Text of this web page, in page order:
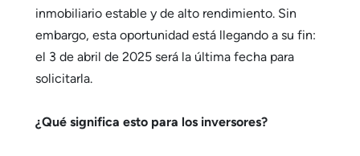
inmobiliario estable y de alto rendimiento. Sin
embargo, esta oportunidad está llegando a su fin:
el 3 de abril de 2025 será la última fecha para
solicitarla.
¿Qué significa esto para los inversores?